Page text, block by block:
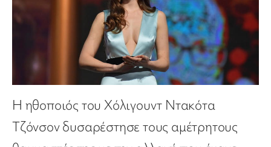
H ηθοποιός του Χόλιγουντ Ντακότα
Τζόνσον δυσαρέστησε τους αμέτρητους